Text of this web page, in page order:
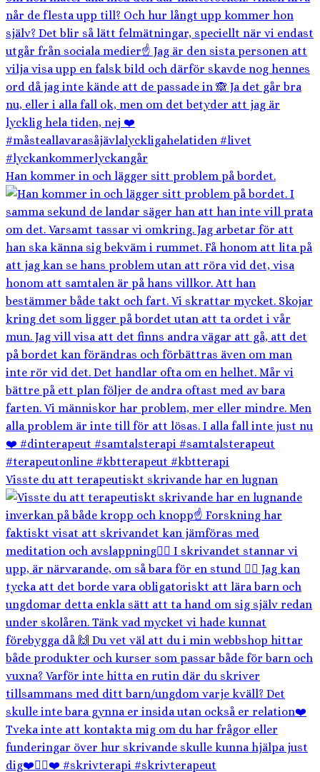
Han kommer in och lägger sitt problem på bordet.
Visste du att terapeutiskt skrivande har en lugnan